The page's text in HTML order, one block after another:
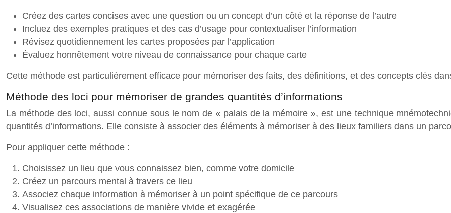
Créez des cartes concises avec une question ou un concept d’un côté et la réponse de l’autre
Incluez des exemples pratiques et des cas d’usage pour contextualiser l’information
Révisez quotidiennement les cartes proposées par l’application
Évaluez honnêtement votre niveau de connaissance pour chaque carte
Cette méthode est particulièrement efficace pour mémoriser des faits, des définitions, et des concepts clés
Méthode des loci pour mémoriser de grandes quantités d’informations
La méthode des loci, aussi connue sous le nom de « palais de la mémoire », est une technique
quantités d’informations. Elle consiste à associer des éléments à mémoriser à des lieux familiers dans un
Pour appliquer cette méthode :
Choisissez un lieu que vous connaissez bien, comme votre domicile
Créez un parcours mental à travers ce lieu
Associez chaque information à mémoriser à un point spécifique de ce parcours
Visualisez ces associations de manière vivide et exagérée